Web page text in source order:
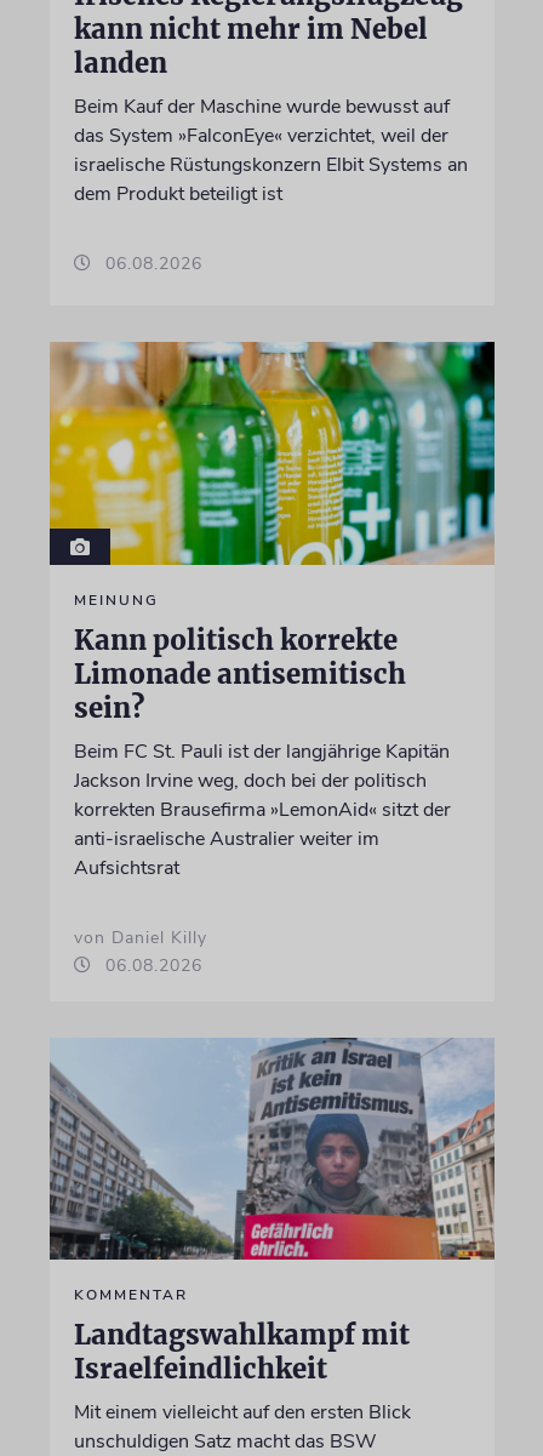
kann nicht mehr im Nebel
landen
Beim Kauf der Maschine wurde bewusst auf
das System »FalconEye« verzichtet, weil der
israelische Rüstungskonzern Elbit Systems an
dem Produkt beteiligt ist
06.08.2026
MEINUNG
Kann politisch korrekte
Limonade antisemitisch
sein?
Beim FC St. Pauli ist der langjährige Kapitän
Jackson Irvine weg, doch bei der politisch
korrekten Brausefirma »LemonAid« sitzt der
anti-israelische Australier weiter im
Aufsichtsrat
von Daniel Killy
06.08.2026
KOMMENTAR
Landtagswahlkampf mit
Israelfeindlichkeit
Mit einem vielleicht auf den ersten Blick
unschuldigen Satz macht das BSW